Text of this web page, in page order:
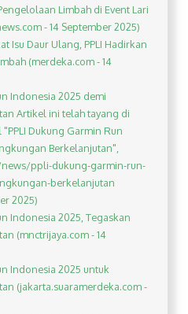
Limbah di Event Lari
- 14 September 2025)
Isu Daur Ulang, PPLI Hadirkan
(merdeka.com - 14
Indonesia 2025 demi
Artikel ini telah tayang di
Dukung Garmin Run
Berkelanjutan",
ppli-dukung-garmin-run-
berkelanjutan
2025)
Indonesia 2025, Tegaskan
(mnctrijaya.com - 14
Indonesia 2025 untuk
(jakarta.suaramerdeka.com -